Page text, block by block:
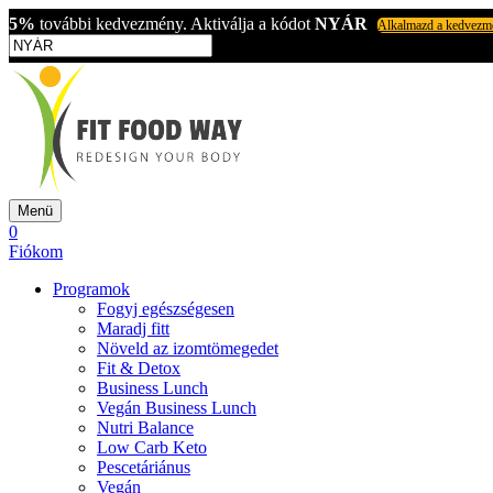
5% további kedvezmény. Aktiválja a kódot NYÁR Alkalmazd a
Menü
0
Fiókom
Programok
Fogyj egészségesen
Maradj fitt
Növeld az izomtömegedet
Fit & Detox
Business Lunch
Vegán Business Lunch
Nutri Balance
Low Carb Keto
Pescetáriánus
Vegán